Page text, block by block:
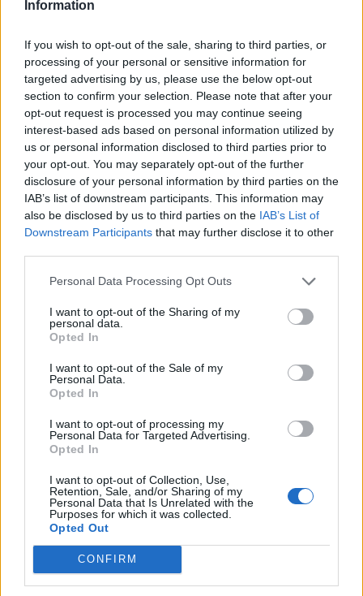
Information
If you wish to opt-out of the sale, sharing to third parties, or
processing of your personal or sensitive information for
targeted advertising by us, please use the below opt-out
section to confirm your selection. Please note that after your
opt-out request is processed you may continue seeing
interest-based ads based on personal information utilized by
us or personal information disclosed to third parties prior to
your opt-out. You may separately opt-out of the further
disclosure of your personal information by third parties on the
IAB’s list of downstream participants. This information may
also be disclosed by us to third parties on the IAB’s List of
Downstream Participants that may further disclose it to other
Personal Data Processing Opt Outs
I want to opt-out of the Sharing of my
personal data.
Opted In
I want to opt-out of the Sale of my
Personal Data.
Opted In
I want to opt-out of processing my
Personal Data for Targeted Advertising.
Opted In
I want to opt-out of Collection, Use,
Retention, Sale, and/or Sharing of my
Personal Data that Is Unrelated with the
Purposes for which it was collected.
Opted Out
CONFIRM
09/08/2026 - 14:34
Ε. Τουρνάς: Πάνω από 400 πυρκαγιές σε δέκα
ημέρες - Σε επιφυλακή ο κρατικός μηχανισμός
09/08/2026 - 14:17 ΠΟΛΙΤΙΚΗ
Εξαγωγές: Η Ελλάδα κερδίζει τους Ευρωπαίους
ανταγωνιστές – Άνοδος μεριδίων σε 9 από 11
κλάδους (Εθνική Τράπεζα)
09/08/2026 - 13:51 ΟΙΚΟΝΟΜΙΑ
Προς εκτύπωση το πολλαπλό βιβλίο - «Σύγχρονο
εκπαιδευτικό υλικό, τόσο σε έντυπη όσο και σε
ηλεκτρονική μορφή»
09/08/2026 - 13:24 ΕΛΛΑΔΑ
Γερμανία: Το Βερολίνο θα επεκτείνει την έρευνα για
την ασφάλεια από τα drones μετά το περιστατικό σε
αεροδρόμιο
09/08/2026 - 12:57
Αυξημένη η επιβατική κίνηση από το λιμάνι του
Πειραιά – Περίπου 60.000 ταξίδεψαν Παρασκευή
09/08/2026 - 12:33 ΕΛΛΑΔΑ
Ελλήνων και Γάλλων πυροσβεστών από τα πύρινα
μέτωπα
09/08/2026 - 12:08 ΚΟΣΜΟΣ
Δεύτερη πηγή εισοδήματος για τους επαγγελματίες
ψαράδες ο αλιευτικός τουρισμός